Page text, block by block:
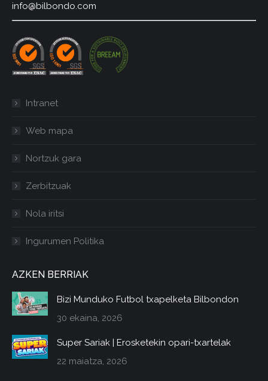
info@bilbondo.com
Intranet
Web mapa
Nortzuk gara
Zerbitzuak
Nola iritsi
Ingurumen Politika
AZKEN BERRIAK
Bizi Munduko Futbol txapelketa Bilbondon
30 ekaina, 2026
Super Sariak | Erosketekin opari-txartelak
22 maiatza, 2026